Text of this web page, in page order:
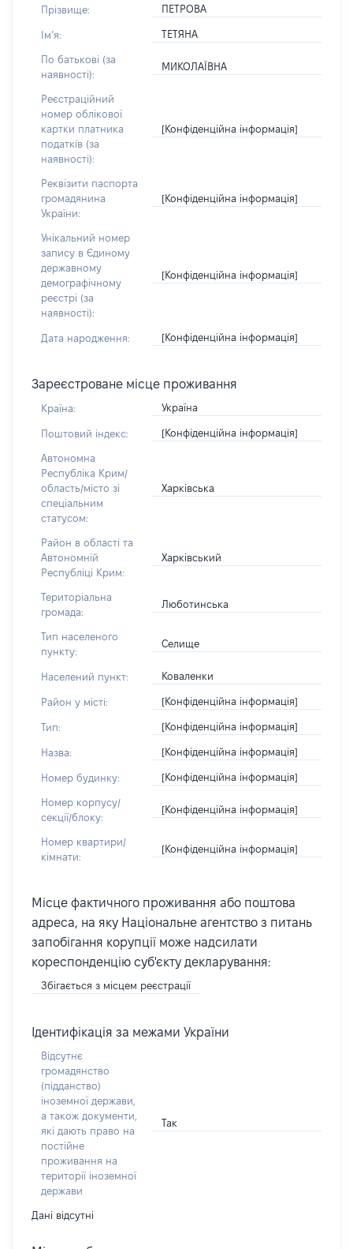
Прізвище: ПЕТРОВА
Імʼя: ТЕТЯНА
По батькові (за
наявності):
МИКОЛАЇВНА
Реєстраційний
номер облікової
картки платника
податків (за
наявності):
[Конфіденційна інформація]
Реквізити паспорта
громадянина
України:
[Конфіденційна інформація]
Унікальний номер
запису в Єдиному
державному
демографічному
реєстрі (за
наявності):
[Конфіденційна інформація]
Дата народження: [Конфіденційна інформація]
Зареєстроване місце проживання
Країна: Україна
Поштовий індекс: [Конфіденційна інформація]
Автономна
Республіка Крим/
область/місто зі
спеціальним
статусом:
Харківська
Район в області та
Автономній
Республіці Крим:
Харківський
Територіальна
громада:
Люботинська
Тип населеного
пункту:
Селище
Населений пункт: Коваленки
Район у місті: [Конфіденційна інформація]
Тип: [Конфіденційна інформація]
Назва: [Конфіденційна інформація]
Номер будинку: [Конфіденційна інформація]
Номер корпусу/
секції/блоку:
[Конфіденційна інформація]
Номер квартири/
кімнати:
[Конфіденційна інформація]
Місце фактичного проживання або поштова
адреса, на яку Національне агентство з питань
запобігання корупції може надсилати
кореспонденцію суб'єкту декларування:
Збігається з місцем реєстрації
Ідентифікація за межами України
Відсутнє
громадянство
(підданство)
іноземної держави,
а також документи,
які дають право на
постійне
проживання на
території іноземної
держави
Так
Дані відсутні